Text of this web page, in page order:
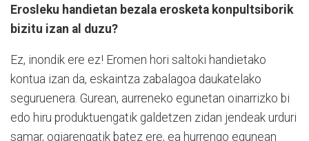
Erosleku handietan bezala erosketa konpultsiborik
bizitu izan al duzu?
Ez, inondik ere ez! Eromen hori saltoki handietako
kontua izan da, eskaintza zabalagoa daukatelako
seguruenera. Gurean, aurreneko egunetan oinarrizko bi
edo hiru produktuengatik galdetzen zidan jendeak urduri
samar, ogiarengatik batez ere, ea hurrengo egunean